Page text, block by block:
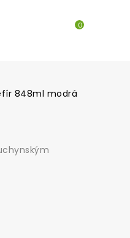
0
848ml modrá